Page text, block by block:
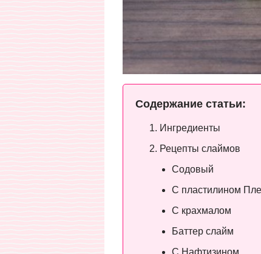
Содержание статьи:
Ингредиенты
Рецепты слаймов
Содовый
С пластилином
С крахмалом
Баттер слайм